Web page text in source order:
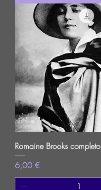
Romaine Brooks completo
Prezzo
6,00 €